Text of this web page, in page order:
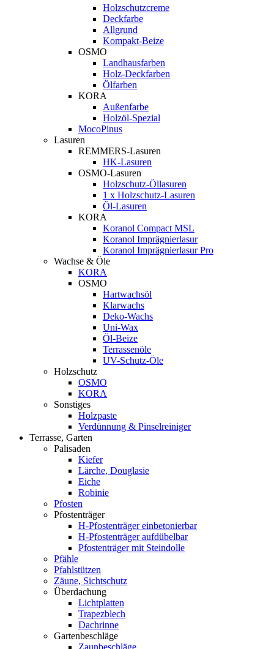
Holzschutzcreme
Deckfarbe
Allgrund
Kompakt-Beize
OSMO
Landhausfarben
Holz-Deckfarben
Ölfarben
KORA
Außenfarbe
Holzöl-Spezial
MocoPinus
Lasuren
REMMERS-Lasuren
HK-Lasuren
OSMO-Lasuren
Holzschutz-Öllasuren
1 x Holzschutz-Lasuren
Öl-Lasuren
KORA
Koranol Compact MSL
Koranol Imprägnierlasur
Koranol Imprägnierlasur Pro
Wachse & Öle
KORA
OSMO
Hartwachsöl
Klarwachs
Deko-Wachs
Uni-Wax
Öl-Beize
Terrassenöle
UV-Schutz-Öle
Holzschutz
OSMO
KORA
Sonstiges
Holzpaste
Verdünnung & Pinselreiniger
Terrasse, Garten
Palisaden
Kiefer
Lärche, Douglasie
Eiche
Robinie
Pfosten
Pfostenträger
H-Pfostenträger einbetonierbar
H-Pfostenträger aufdübelbar
Pfostenträger mit Steindolle
Pfähle
Pfahlstützen
Zäune, Sichtschutz
Überdachung
Lichtplatten
Trapezblech
Dachrinne
Gartenbeschläge
Zaunbeschläge